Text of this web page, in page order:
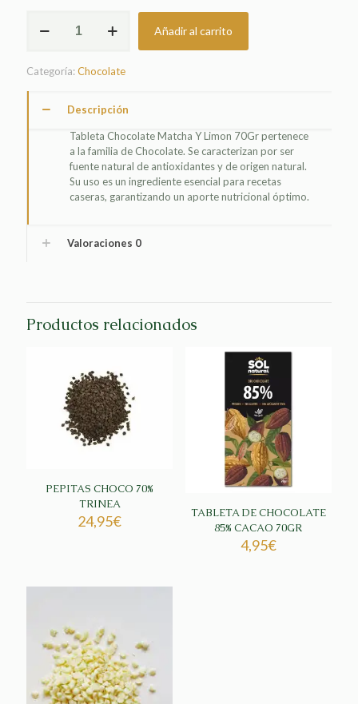
CHOCOLATE
LIMON
70GR
cantidad
Añadir al carrito
Categoría:Chocolate
Descripción
Tableta Chocolate Matcha Y Limon 70Gr pertenece
a la familia de Chocolate. Se caracterizan por ser
fuente natural de antioxidantes y de origen natural.
Su uso es un ingrediente esencial para recetas
caseras, garantizando un aporte nutricional óptimo.
Valoraciones 0
Productos relacionados
PEPITAS CHOCO 70%
TRINEA
24,95€
TABLETA DE CHOCOLATE
85% CACAO 70GR
4,95€